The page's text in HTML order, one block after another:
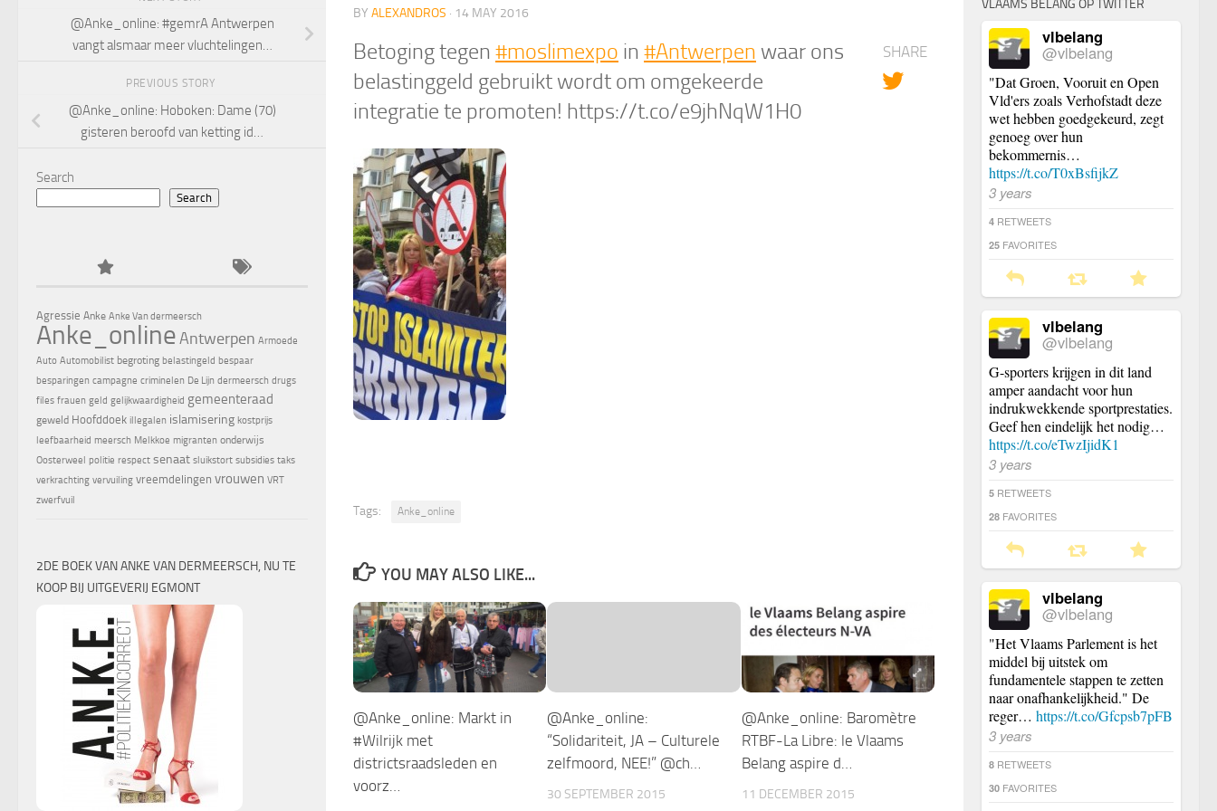
BY ALEXANDROS · 14 MAY 2016
Betoging tegen #moslimexpo in #Antwerpen waar ons
belastinggeld gebruikt wordt om omgekeerde
integratie te promoten! https://t.co/e9jhNqW1H0
SHARE
Tags: Anke_online
YOU MAY ALSO LIKE...
@Anke_online: Markt in
#Wilrijk met
districtsraadsleden en
voorz…
@Anke_online:
“Solidariteit, JA – Culturele
zelfmoord, NEE!” @ch…
30 SEPTEMBER 2015
@Anke_online: Baromètre
RTBF-La Libre: le Vlaams
Belang aspire d…
11 DECEMBER 2015
@Anke_online: #gemrA Antwerpen
vangt alsmaar meer vluchtelingen…
PREVIOUS STORY
@Anke_online: Hoboken: Dame (70)
gisteren beroofd van ketting id…
Search
Search
Agressie Anke Anke Van dermeersch
Anke_onlineAntwerpen Armoede
Auto Automobilist begroting belastingeld bespaar
besparingen campagne criminelen De Lijn dermeersch drugs
files frauen geld gelijkwaardigheid gemeenteraad
geweld Hoofddoek illegalen islamisering kostprijs
leefbaarheid meersch Melkkoe migranten onderwijs
Oosterweel politie respect senaat sluikstort subsidies taks
verkrachting vervuiling vreemdelingen vrouwen VRT
zwerfvuil
2DE BOEK VAN ANKE VAN DERMEERSCH, NU TE
KOOP BIJ UITGEVERIJ EGMONT
VLAAMS BELANG OP TWITTER
vlbelang
@vlbelang
"Dat Groen, Vooruit en Open
Vld'ers zoals Verhofstadt deze
wet hebben goedgekeurd, zegt
genoeg over hun
bekommernis…
https://t.co/T0xBsfijkZ
3 years
4 RETWEETS
25 FAVORITES
vlbelang
@vlbelang
G-sporters krijgen in dit land
amper aandacht voor hun
indrukwekkende sportprestaties.
Geef hen eindelijk het nodig…
https://t.co/eTwzIjidK1
3 years
5 RETWEETS
28 FAVORITES
vlbelang
@vlbelang
"Het Vlaams Parlement is het
middel bij uitstek om
fundamentele stappen te zetten
naar onafhankelijkheid." De
reger… https://t.co/Gfcpsb7pFB
3 years
8 RETWEETS
30 FAVORITES